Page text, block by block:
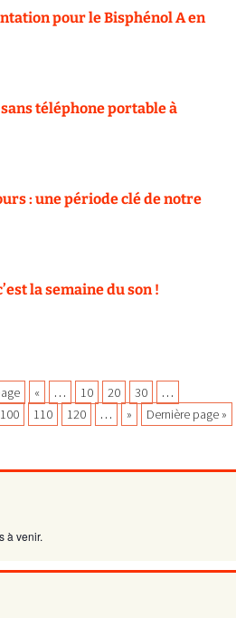
pour le Bisphénol A en
téléphone portable à
: une période clé de notre
la semaine du son !
« … 10 20 30
…
100 110 120 … » Dernière page »
à venir.